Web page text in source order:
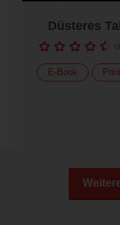
Düsteres
(
E-Book Print